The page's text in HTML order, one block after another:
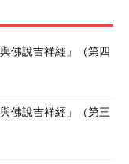
佛說吉祥經」（第四
佛說吉祥經」（第三